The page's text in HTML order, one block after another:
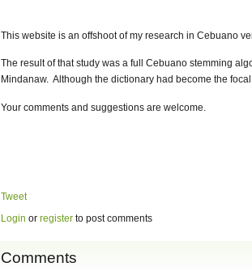
This website is an offshoot of my research in Cebuano
The result of that study was a full Cebuano stemming
Mindanaw. Although the dictionary had become the
Your comments and suggestions are welcome.
Tweet
Login or register to post comments
Comments